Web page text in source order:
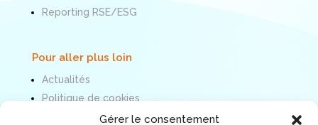
Gérer le consentement
Reporting RSE/ESG
Pour aller plus loin
Actualités
Politique de cookies
Mentions légales